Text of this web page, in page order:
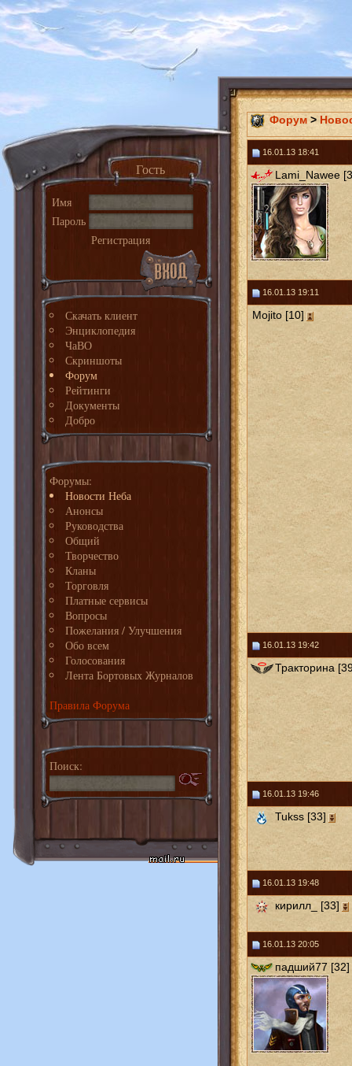
Гость
Имя
Пароль
Регистрация
Скачать клиент
Энциклопедия
ЧаВО
Скриншоты
Форум
Рейтинги
Документы
Добро
Форумы:
Новости Неба
Анонсы
Руководства
Общий
Творчество
Кланы
Торговля
Платные сервисы
Вопросы
Пожелания / Улучшения
Обо всем
Голосования
Лента Бортовых Журналов
Правила Форума
Поиск:
Форум >
16.01.13 18:41
Lami_Nawee
16.01.13 19:11
Mojito [10]
16.01.13 19:42
Тракторина
16.01.13 19:46
Tukss [33]
16.01.13 19:48
кирилл_ [33]
16.01.13 20:05
падший77 [32]